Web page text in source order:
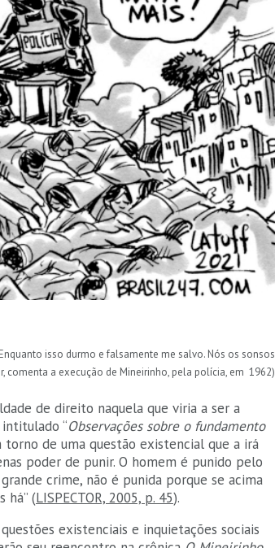
isso durmo e falsamente me salvo. Nós os sonsos
comenta a execução de Mineirinho, pela polícia, em 1962)
de direito naquela que viria a ser a
“Observações sobre o fundamento
de uma questão existencial que a irá
poder de punir. O homem é punido pelo
crime, não é punida porque se acima
há” (LISPECTOR, 2005, p. 45).
existenciais e inquietações sociais